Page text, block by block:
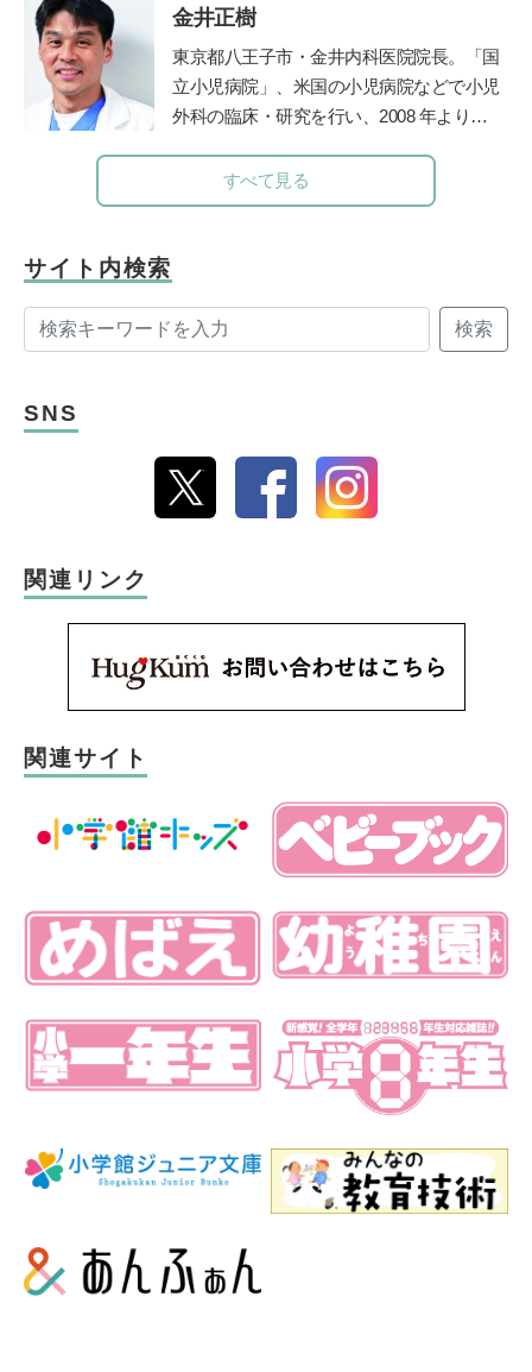
育てや療育相談、事業所での性教育のやり
方、職員研修やコンサル、講演等を行う。
著書に『発達障害の女の子のお母さんが、
早めに知っておきたい「
のルール」』、
っておいて良かったこと
（エッセンシ
ャル出版社）、『発達障害の女の子の「自
金井正樹
東京都八王子市・金井内科医院院長。「国
立小児病院」、米国の小児病院などで小児
外科の臨床・研究を行い、2008 年より現
外科。保育園の園医、小・中学校の校医も
務める。
すべて見る
サイト内検索
検索
SNS
関連リンク
関連サイト